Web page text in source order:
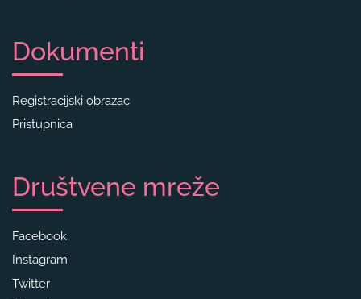
Dokumenti
Registracijski obrazac
Pristupnica
Društvene mreže
Facebook
Instagram
Twitter